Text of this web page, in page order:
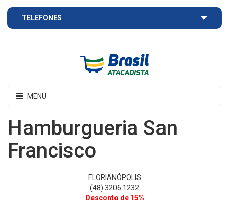
TELEFONES
Atacadista
Toggle
navigation
MENU
Hamburgueria San
Francisco
FLORIANÓPOLIS
(48) 3206.1232
Desconto de 15%